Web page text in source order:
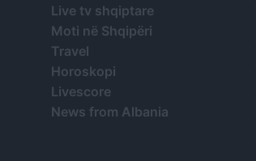
Live tv shqiptare
Moti në Shqipëri
Travel
Horoskopi
Livescore
News from Albania